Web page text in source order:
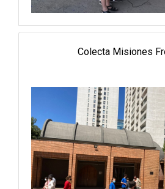
Colecta Misiones